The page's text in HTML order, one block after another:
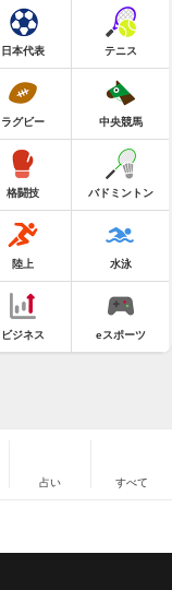
日本代表 テニス
ラグビー 中央競馬
格闘技 バドミントン
陸上 水泳
ビジネス eスポーツ
占い すべて